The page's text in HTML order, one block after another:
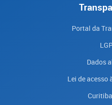
Portal da
Dados
Lei de acesso